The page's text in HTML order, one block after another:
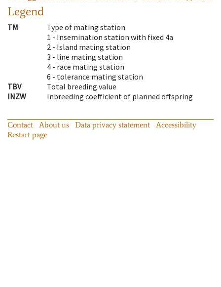
Legend
TM
Type of mating station
1 - Insemination station with fixed 4a
2 - Island mating station
3 - line mating station
4 - race mating station
6 - tolerance mating station
TBV
Total breeding value
INZW
Inbreeding coefficient of planned offspring
Contact About us Data privacy statement
Accessibility
Restart page